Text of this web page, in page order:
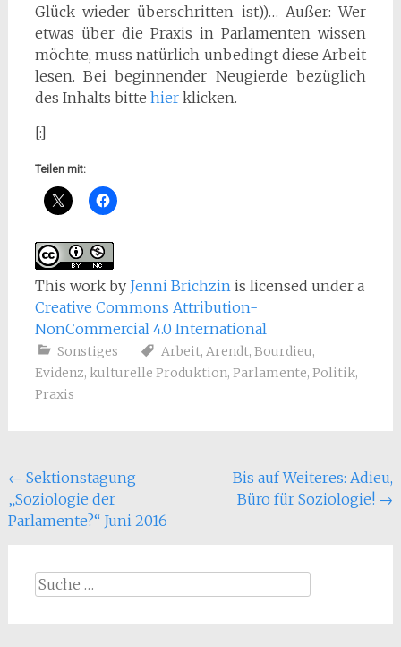
Glück wieder überschritten ist))… Außer: Wer
etwas über die Praxis in Parlamenten wissen
möchte, muss natürlich unbedingt diese Arbeit
lesen. Bei beginnender Neugierde bezüglich
des Inhalts bitte hierklicken.
[:]
Teilen mit:
This workby Jenni Brichzinis licensed under a
Creative Commons Attribution-
NonCommercial 4.0 International
Sonstiges Arbeit, Arendt, Bourdieu,
Evidenz, kulturelle Produktion, Parlamente, Politik,
Praxis
Beitragsnavigation
← Sektionstagung
„Soziologie der
Parlamente?“ Juni 2016
Bis auf Weiteres: Adieu,
Büro für Soziologie! →
Suche